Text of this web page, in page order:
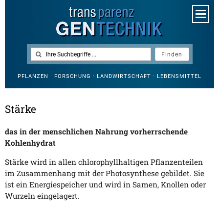
PFLANZEN · FORSCHUNG · LANDWIRTSCHAFT · LEBENSMITTEL
Stärke
das in der menschlichen Nahrung vorherrschende
Kohlenhydrat
Stärke wird in allen chlorophyllhaltigen Pflanzenteilen
im Zusammenhang mit der Photosynthese gebildet. Sie
ist ein Energiespeicher und wird in Samen, Knollen oder
Wurzeln eingelagert.